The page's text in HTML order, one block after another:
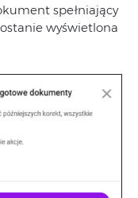
spełniający
wyświetlona